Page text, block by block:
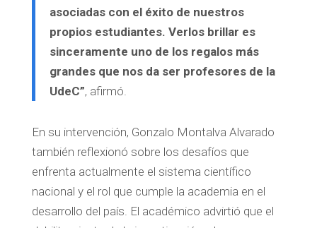
asociadas con el éxito de nuestros
propios estudiantes. Verlos brillar es
sinceramente uno de los regalos más
grandes que nos da ser profesores de la
UdeC”, afirmó.
En su intervención, Gonzalo Montalva Alvarado
también reflexionó sobre los desafíos que
enfrenta actualmente el sistema científico
nacional y el rol que cumple la academia en el
desarrollo del país. El académico advirtió que el